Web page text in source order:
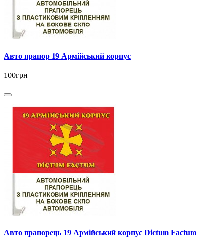
Авто прапор 19 Армійський корпус
100грн
Авто прапорець 19 Армійський корпус Dictum Factum